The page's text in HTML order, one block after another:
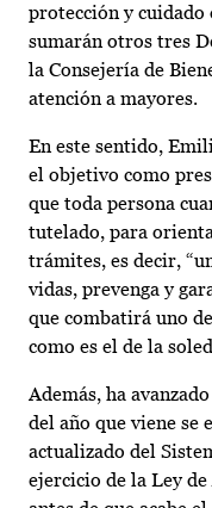
protección y cuidado
sumarán otros tres
la Consejería de
atención a mayores.
En este sentido,
el objetivo como
que toda persona
tutelado, para
trámites, es decir,
vidas, prevenga y
que combatirá uno
como es el de la
Además, ha
del año que viene se
actualizado del
ejercicio de la Ley